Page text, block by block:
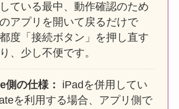
ている最中、動作確認のため
アプリを開いて戻るだけで
度「接続ボタン」を押し直す
、少し不便です。
の仕様：
iPadを併用してい
を利用する場合、アプリ側で